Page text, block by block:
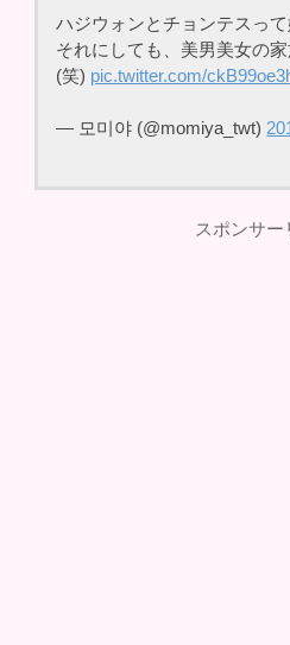
ハジウォンとチョンテスっ
それにしても、美男美女の家
(笑) pic.twitter.com/
— 모미야 (@momiya_twt)
スポンサー